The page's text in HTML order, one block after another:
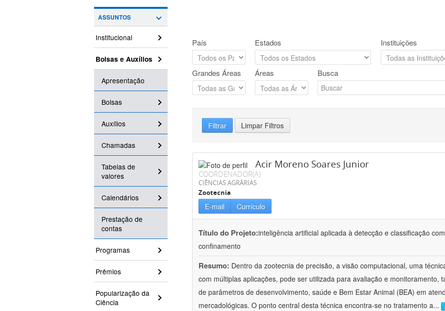
ASSUNTOS
Institucional
Bolsas e Auxílios
Apresentação
Bolsas
Auxílios
Chamadas
Tabelas de
valores
Calendários
Prestação de
contas
Programas
Prêmios
Popularização da
Ciência
País Estados Instituições
Grandes Áreas Áreas Busca
Filtrar Limpar Filtros
Acir Moreno Soares Junior
COORDENADOR(A)
CIÊNCIAS AGRÁRIAS
Zootecnia
E-mail Currículo
Título do Projeto:inteligência artificial aplicada à detecção e classificação
confinamento
Resumo: Dentro da zootecnia de precisão, a visão computacional, uma
com múltiplas aplicações, pode ser utilizada para avaliação e monitoramento,
de parâmetros de desenvolvimento, saúde e Bem Estar Animal (BEA) em
mercadológicas. O ponto central desta técnica encontra-se no tratamento a...